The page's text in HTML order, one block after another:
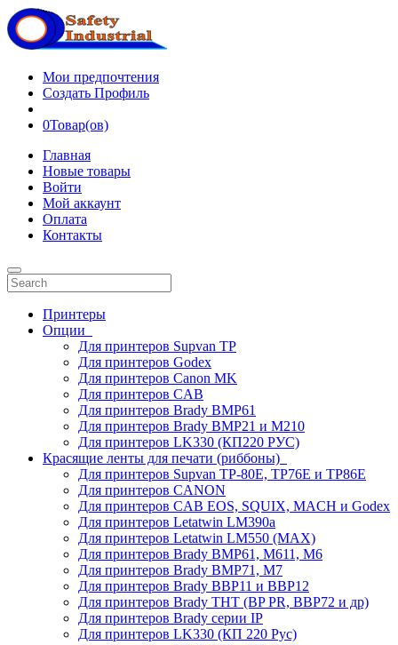
Мои предпочтения
Создать Профиль
0Товар(ов)
Главная
Новые товары
Войти
Мой аккаунт
Оплата
Контакты
Принтеры
Опции
Для принтеров Supvan TP
Для принтеров Godex
Для принтеров Canon MK
Для принтеров CAB
Для принтеров Brady BMP61
Для принтеров Brady BMP21 и M210
Для принтеров LK330 (КП220 РУС)
Красящие ленты для печати (риббоны)
Для принтеров Supvan TP-80E, TP76E и TP86E
Для принтеров CANON
Для принтеров CAB EOS, SQUIX, MACH и Godex
Для принтеров Letatwin LM390a
Для принтеров Letatwin LM550 (MAX)
Для принтеров Brady BMP61, M611, M6
Для принтеров Brady BMP71, M7
Для принтеров Brady BBP11 и BBP12
Для принтеров Brady THT (BP PR, BBP72 и др)
Для принтеров Brady серии IP
Для принтеров LK330 (КП 220 Рус)